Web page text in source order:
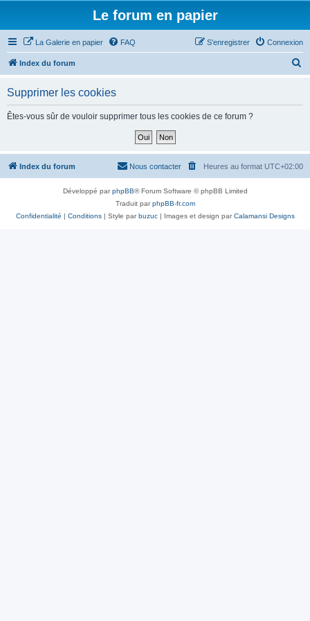
Le forum en papier
La Galerie en papier FAQ Connexion
S’enregistrer
Index du forum
h
Supprimer les cookies
Êtes-vous sûr de vouloir supprimer tous les cookies de ce forum ?
Index du forum Heures au format UTC+02:00
Nous contacter
Développé parphpBB® Forum Software © phpBB Limited
Traduit parphpBB-fr.com
Confidentialité | Conditions| Style parbuzuc| Images et design parCalamansi Designs